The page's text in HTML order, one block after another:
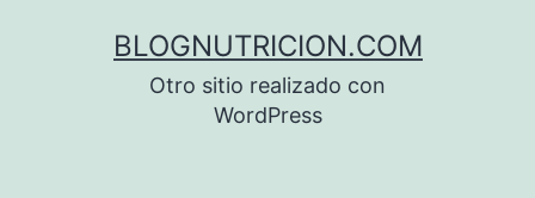
BLOGNUTRICION.COM
Otro sitio realizado con
WordPress